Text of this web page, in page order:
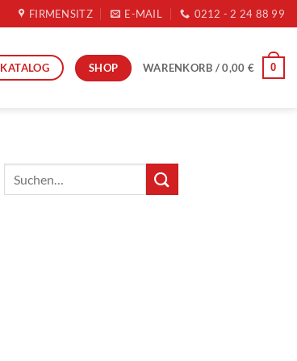
FIRMENSITZ E-MAIL 0212 - 2 24 88 99
KATALOG SHOP WARENKORB /0,00 € 0